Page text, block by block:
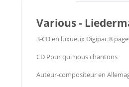
Various -
3-CD en luxueux Digipac 8
CD Pour qui nous chantons
Auteur-compositeur en